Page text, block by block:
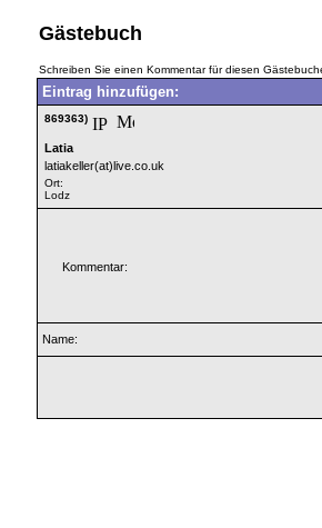
Gästebuch
Schreiben Sie einen Kommentar für diesen
Eintrag hinzufügen:
869363)
Latia
latiakeller(at)live.co.uk
Ort:
Lodz
Kommentar:
Name: